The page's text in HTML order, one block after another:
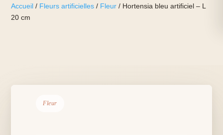
Accueil / Fleurs artificielles / Fleur / Hortensia bleu artificiel – L
20 cm
Fleur